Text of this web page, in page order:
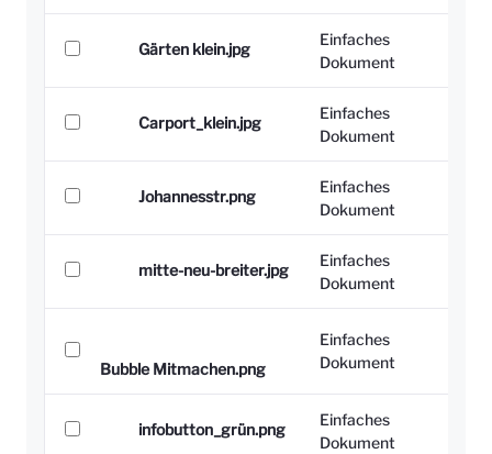
Gärten klein.jpg
Einfaches
Dokument
Carport_klein.jpg
Einfaches
Dokument
Johannesstr.png
Einfaches
Dokument
mitte-neu-breiter.jpg
Einfaches
Dokument
Bubble Mitmachen.png
Einfaches
Dokument
infobutton_grün.png
Einfaches
Dokument